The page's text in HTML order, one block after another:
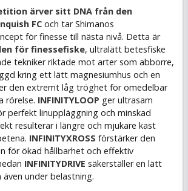
ärver sitt DNA från den
FC och tar Shimanos
för finesse till nästa nivå. Detta är
för finessefiske, ultralätt betesfiske
tekniker riktade mot arter som abborre,
kring ett lätt magnesiumhus och en
den extremt låg tröghet för omedelbar
rörelse. INFINITYLOOP ger ultrasam
perfekt linuppläggning och minskad
resulterar i längre och mjukare kast
INFINITYXROSS förstärker den
för ökad hållbarhet och effektiv
INFINITYDRIVE säkerställer en lätt
under belastning.